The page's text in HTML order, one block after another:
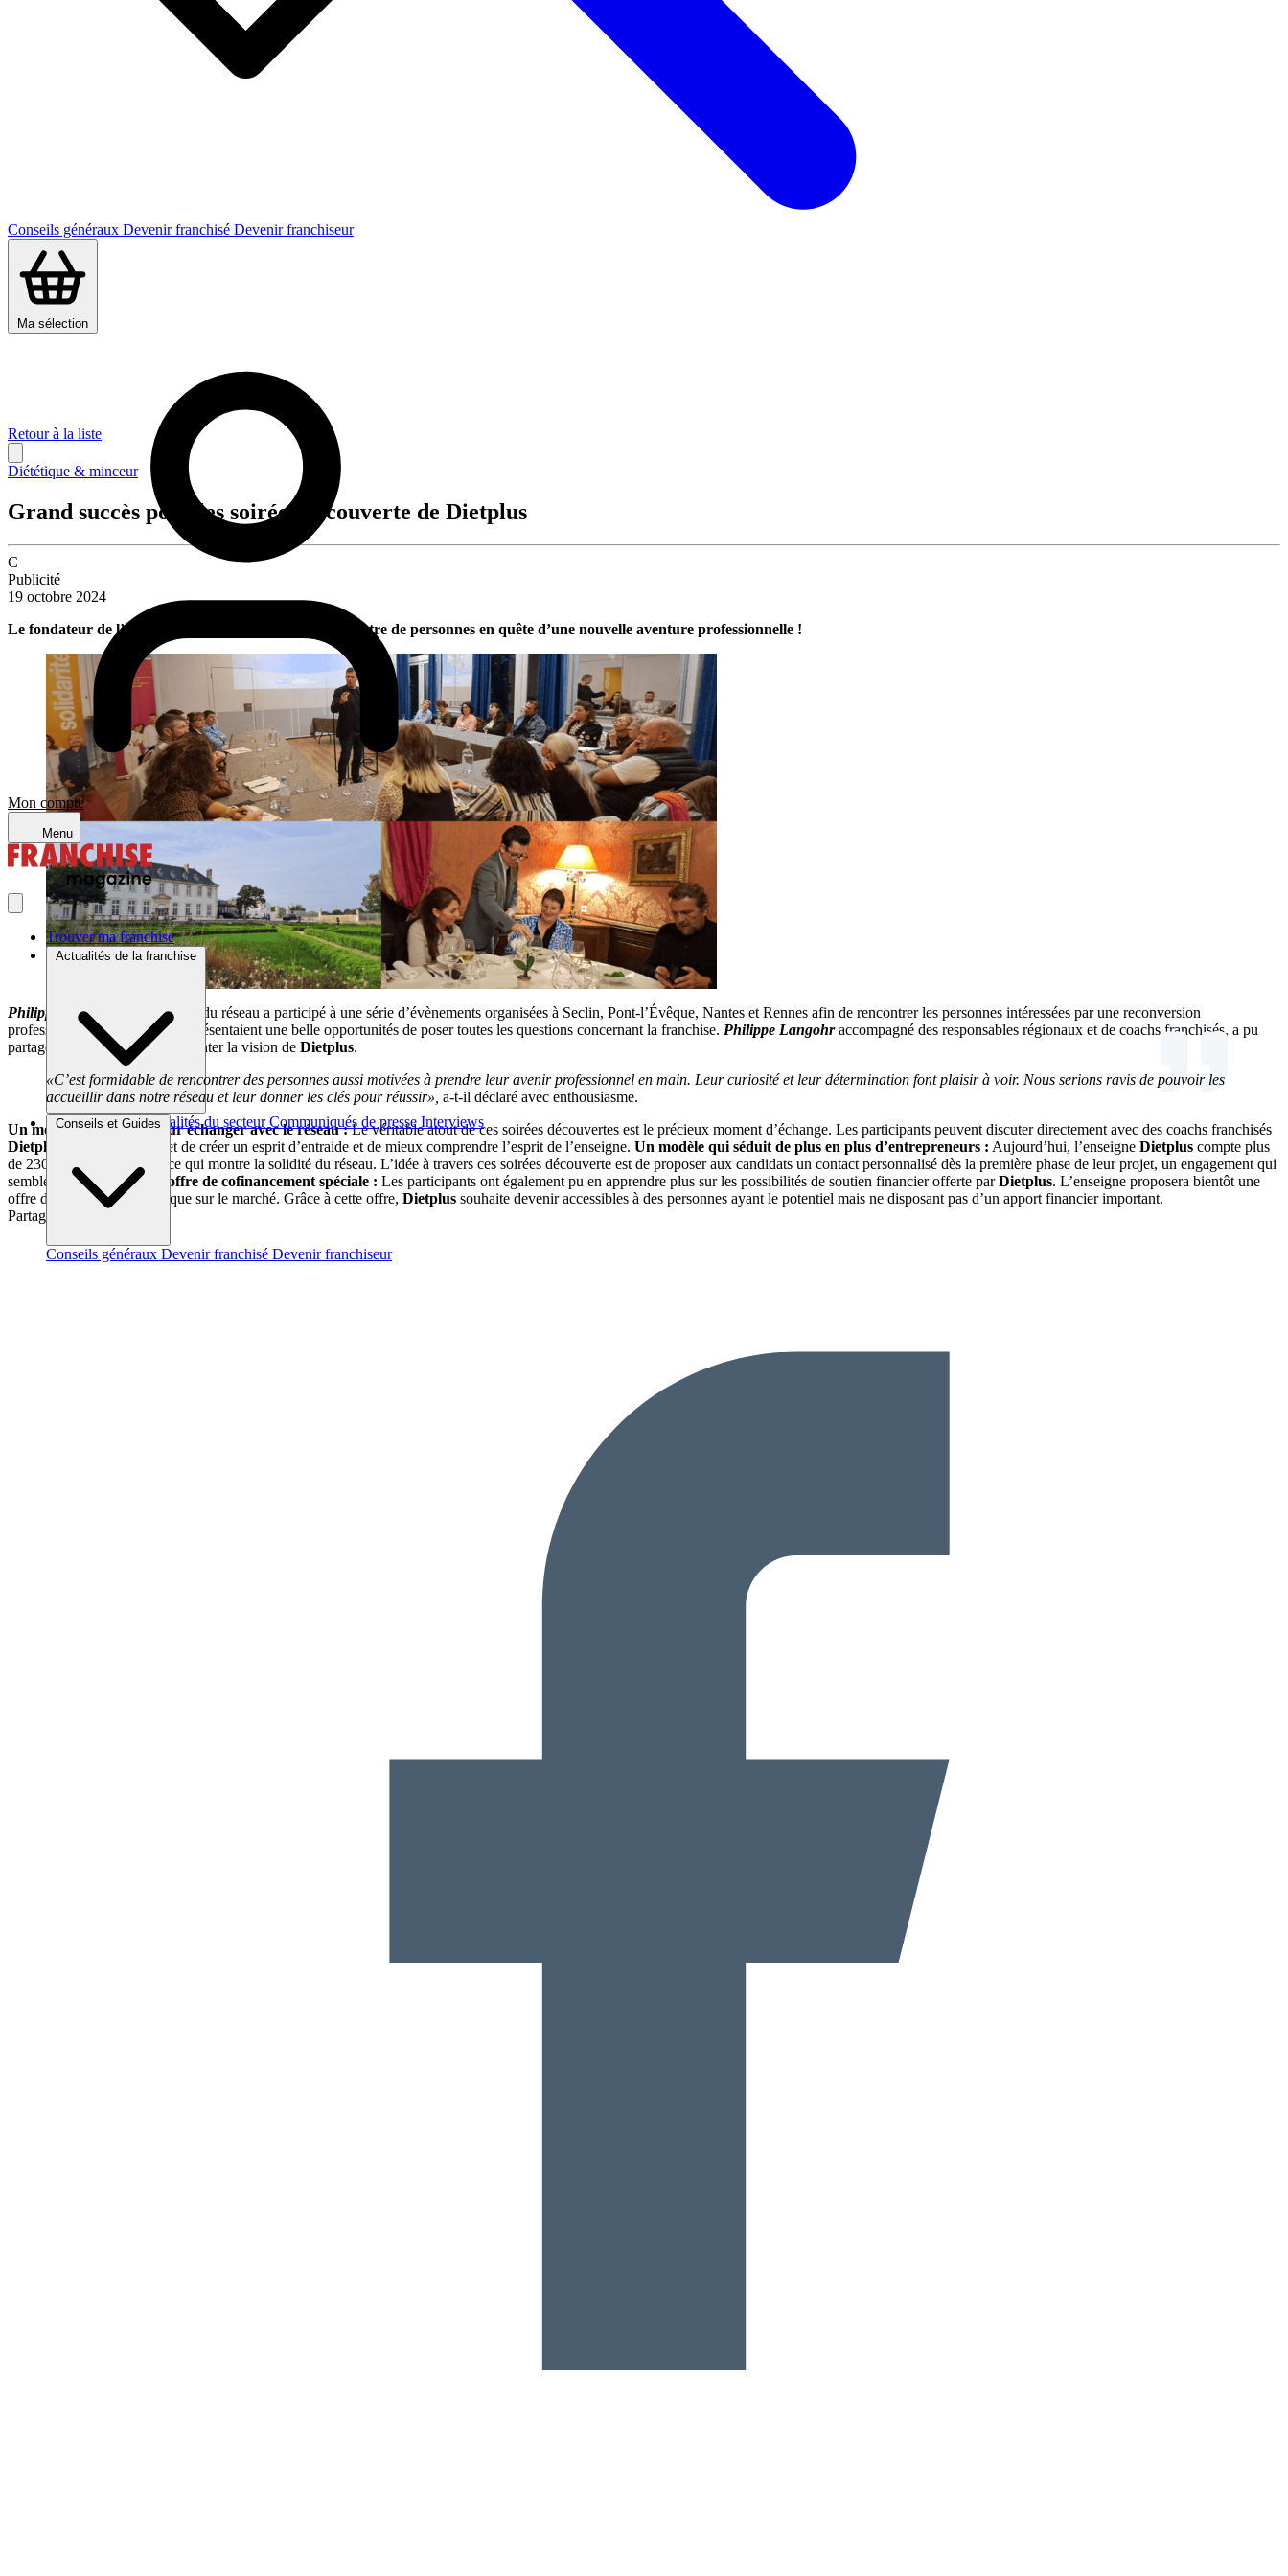
Conseils généraux Devenir franchisé Devenir franchiseur
Ma sélection
Mon compte
Menu
Trouver ma franchise
Actualités de la franchise
Brèves et actus Actualités du secteur Communiqués de presse Interviews
Conseils et Guides
Conseils généraux Devenir franchisé Devenir franchiseur
Retour à la liste
Diététique & minceur
Grand succès pour les soirées découverte de Dietplus
C
Publicité
19 octobre 2024
Le fondateur de l’enseigne Dietplus est parti à la rencontre de personnes en quête d’une nouvelle aventure professionnelle !
Philippe Langohr
, le fondateur du réseau a participé à une série d’évènements organisées à Seclin, Pont-l’Évêque, Nantes et Rennes afin de rencontrer les personnes intéressées par une reconversion
professionnelle. Ces soirées représentaient une belle opportunités de poser toutes les questions concernant la franchise. Philippe Langohr accompagné des responsables régionaux et de coachs franchisés, a pu
partager son expérience et présenter la vision de Dietplus.
«C’est formidable de rencontrer des personnes aussi motivées à prendre leur avenir professionnel en main. Leur curiosité et leur détermination font plaisir à voir. Nous serions ravis de pouvoir les
accueillir dans notre réseau et leur donner les clés pour réussir», a-t-il déclaré avec enthousiasme.
Un moment privilégié pour échanger avec le réseau :Le véritable atout de ces soirées découvertes est le précieux moment d’échange. Les participants peuvent discuter directement avec des coachs franchisés
Dietplus
, ce qui leur permet de créer un esprit d’entraide et de mieux comprendre l’esprit de l’enseigne. Un modèle qui séduit de plus en plus d’entrepreneurs : Aujourd’hui, l’enseigne Dietplus compte plus
de 230 centres à son actif, ce qui montre la solidité du réseau. L’idée à travers ces soirées découverte est de proposer aux candidats un contact personnalisé dès la première phase de leur projet, un engagement qui
semble très apprécié.Une offre de cofinancement spéciale : Les participants ont également pu en apprendre plus sur les possibilités de soutien financier offerte parDietplus. L’enseigne proposera bientôt une
offre de cofinancement unique sur le marché. Grâce à cette offre, Dietplus souhaite devenir accessibles à des personnes ayant le potentiel mais ne disposant pas d’un apport financier important.
Partager sur :